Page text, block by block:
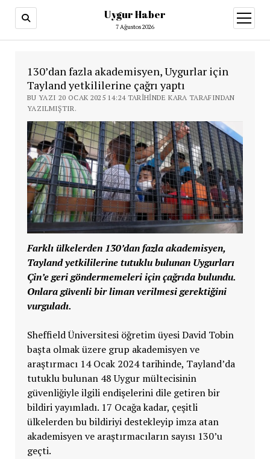
Uygur Haber
7 Ağustos 2026
aç
130’dan fazla akademisyen, Uygurlar için
Tayland yetkililerine çağrı yaptı
BU YAZI 20 OCAK 2025 14:24 TARIHINDE KARA TARAFINDAN
YAZILMIŞTIR.
Farklı ülkelerden 130’dan fazla akademisyen,
Tayland yetkililerine tutuklu bulunan Uygurları
Çin’e geri göndermemeleri için çağrıda bulundu.
Onlara güvenli bir liman verilmesi gerektiğini
vurguladı.
Sheffield Üniversitesi öğretim üyesi David Tobin
başta olmak üzere grup akademisyen ve
araştırmacı 14 Ocak 2024 tarihinde, Tayland’da
tutuklu bulunan 48 Uygur mültecisinin
güvenliğiyle ilgili endişelerini dile getiren bir
bildiri yayımladı. 17 Ocağa kadar, çeşitli
ülkelerden bu bildiriyi destekleyip imza atan
akademisyen ve araştırmacıların sayısı 130’u
geçti.